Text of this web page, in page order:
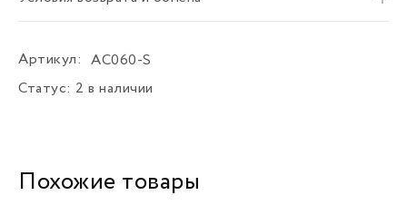
Артикул:
AC060-S
Статус: 2 в наличии
Похожие товары